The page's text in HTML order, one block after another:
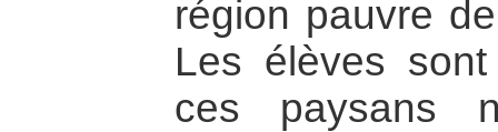
région pauvre
Les élèves
ces paysans